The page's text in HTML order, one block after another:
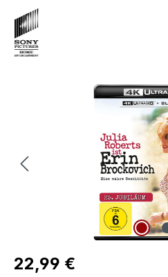
Bildergalerie überspringen
Regulärer Preis:
22,99 €